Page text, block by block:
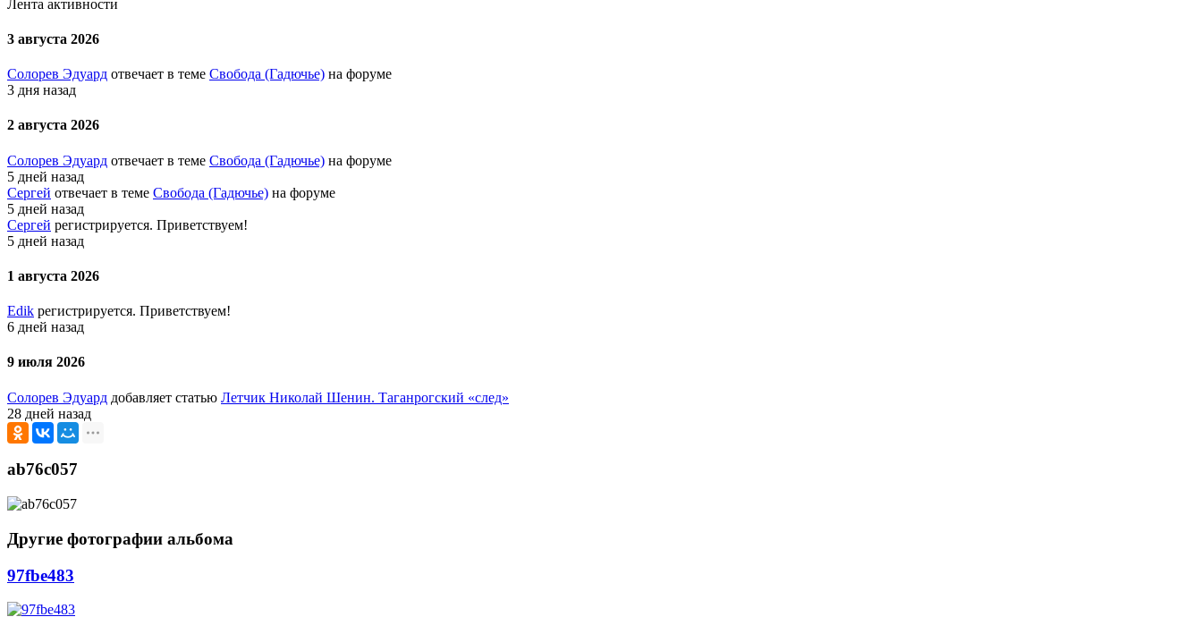
Лента активности
3 августа 2026
Солорев Эдуард отвечает в теме Свобода (Гадючье) на форуме
3 дня назад
2 августа 2026
Солорев Эдуард отвечает в теме Свобода (Гадючье) на форуме
5 дней назад
Сергей отвечает в теме Свобода (Гадючье) на форуме
5 дней назад
Сергей регистрируется. Приветствуем!
5 дней назад
1 августа 2026
Edik регистрируется. Приветствуем!
6 дней назад
9 июля 2026
Солорев Эдуард добавляет статью Летчик Николай Шенин. Таганрогский «след»
28 дней назад
ab76c057
Другие фотографии альбома
97fbe483